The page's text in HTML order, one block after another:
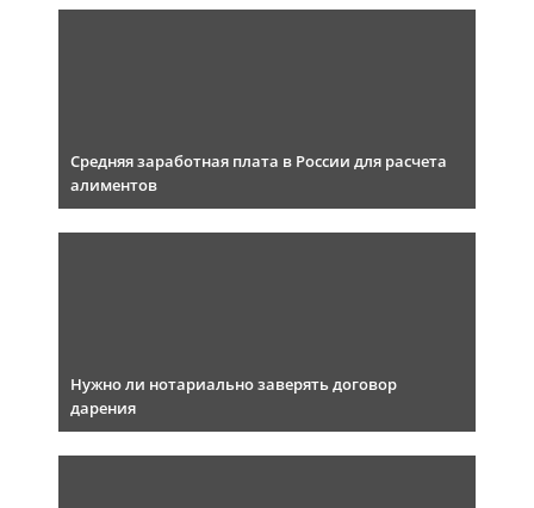
Средняя заработная плата в России для расчета
алиментов
Нужно ли нотариально заверять договор
дарения